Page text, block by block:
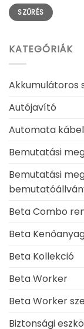
Min
ár
Max
ár SZŰRÉS
KATEGÓRIÁK
Akkumulátoros
Autójavító
Automata
Bemutatási
Bemutatási
Beta Combo
Beta
Beta Kollekció
Beta Worker
Beta Worker
Biztonsági